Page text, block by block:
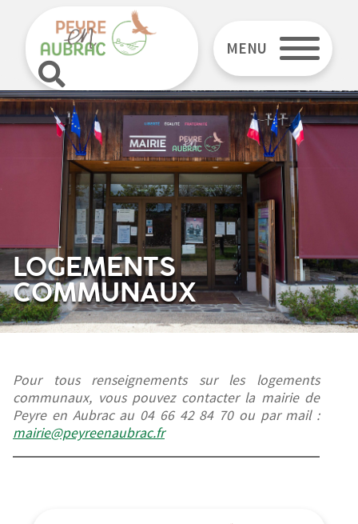
MENU
LOGEMENTS
COMMUNAUX
Pour tous renseignements sur les logements
communaux, vous pouvez contacter la mairie de
Peyre en Aubrac au 04 66 42 84 70 ou par mail :
mairie@peyreenaubrac.fr